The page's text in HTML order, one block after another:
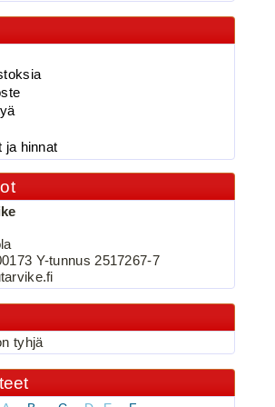
vaappufolio,Käärme...
6062-1X Black Nickel
N.2
6062-1X Black Ni...
ja hinnat
Y-tunnus 2517267-7
tyhjä